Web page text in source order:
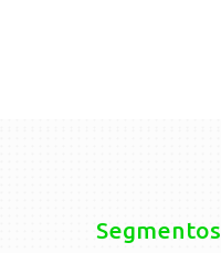
Segmentos